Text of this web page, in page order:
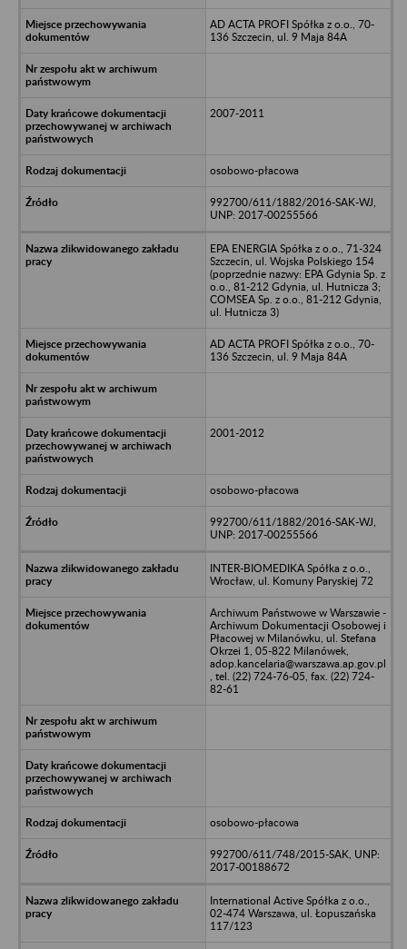
AD ACTA PROFI Spółka z o.o., 70-
136 Szczecin, ul. 9 Maja 84A
2007-2011
osobowo-płacowa
992700/611/1882/2016-SAK-WJ,
UNP: 2017-00255566
EPA ENERGIA Spółka z o.o., 71-324
Szczecin, ul. Wojska Polskiego 154
(poprzednie nazwy: EPA Gdynia Sp. z
o.o., 81-212 Gdynia, ul. Hutnicza 3;
COMSEA Sp. z o.o., 81-212 Gdynia,
ul. Hutnicza 3)
AD ACTA PROFI Spółka z o.o., 70-
136 Szczecin, ul. 9 Maja 84A
2001-2012
osobowo-płacowa
992700/611/1882/2016-SAK-WJ,
UNP: 2017-00255566
INTER-BIOMEDIKA Spółka z o.o.,
Wrocław, ul. Komuny Paryskiej 72
Archiwum Państwowe w Warszawie -
Archiwum Dokumentacji Osobowej i
Płacowej w Milanówku, ul. Stefana
Okrzei 1, 05-822 Milanówek,
adop.kancelaria@warszawa.ap.gov.pl
, tel. (22) 724-76-05, fax. (22) 724-
82-61
osobowo-płacowa
992700/611/748/2015-SAK, UNP:
2017-00188672
International Active Spółka z o.o.,
02-474 Warszawa, ul. Łopuszańska
117/123